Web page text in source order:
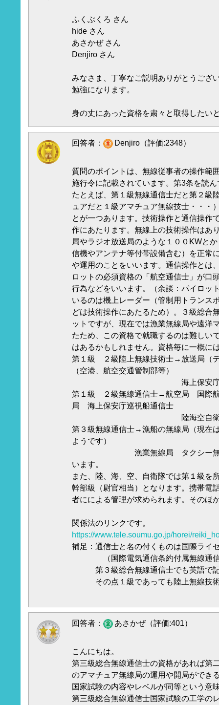
ふくぶくろ さん
hide さん
あさかぜ さん
Denjiro さん
みなさま、丁寧なご説明ありがとうござ
勉強になります。
身の丈にあった資格を粛々と取得したい
回答者： Denjiro（評価:2348）
質問のポイントは、無線従事者の操作範
施行令に記載されています。第3条を読
たとえば、第１級無線通信士だと第２級
ュアだと１級アマチュア無線技士・・・
とが一つあります。技術操作と通信操作
作にあたります。無線上の技術操作はあ
局やラジオ放送局のような１００KWと
信機やアンテナ等付帯設備含む）を正常
や運用のことをいいます。通信操作とは
ロットの必須資格の「航空通信士」が口
行為などをいいます。（余談：パイロッ
いるのは機上レーダー（管制用トランス
どは技術操作にあたるため）。３級総合
ットですが、現在では漁業無線局や遠洋
たため、この資格で就職するのは難しい
はあるかもしれません。資格毎に一概に
第１級 ２級陸上無線技術士→放送局
（空港、航空交通管制部等）
海上保安庁 陸海
第１級 ２級無線通信士→航空局 国際
局 海上保安庁巡視船通信士
陸海空自衛
第３級無線通信士→漁船の無線局（現在
ようです）
漁業無線局 タクシー無線基
います。
また、陸、海、空、自衛隊では第１級を
幹部級（尉官相当）となります。携帯電
者にによる管理が求められます。そのほ
関係法のリンクです。
https://www.tele.soumu.go.jp/horei/
補足：通信士と名の付くものは国際ライ
（国際電気通信条約付属無線通信
第３級総合無線通信士でも英語で記
その点１級であっても陸上無線技術
回答者： あさかぜ（評価:401）
こんにちは。
第三級総合無線通信士の資格があれば第
のアマチュア無線局の運用や開局ができ
国家試験の内容やレベルが同等という意
第三級総合無線通信士国家試験の工学の